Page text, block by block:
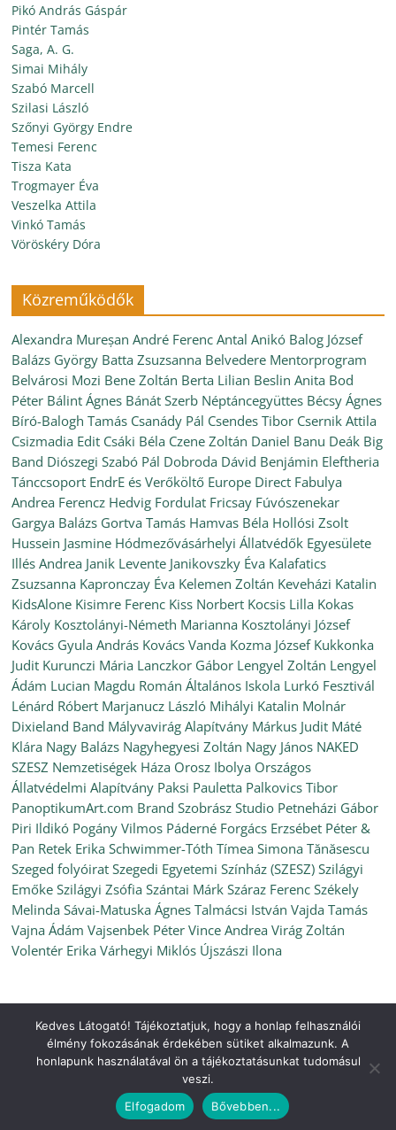
Pikó András Gáspár
Pintér Tamás
Saga, A. G.
Simai Mihály
Szabó Marcell
Szilasi László
Szőnyi György Endre
Temesi Ferenc
Tisza Kata
Trogmayer Éva
Veszelka Attila
Vinkó Tamás
Vöröskéry Dóra
Közreműködők
Alexandra Mureșan André Ferenc Antal Anikó Balog József
Balázs György Batta Zsuzsanna Belvedere Mentorprogram
Belvárosi Mozi Bene Zoltán Berta Lilian Beslin Anita Bod
Péter Bálint Ágnes Bánát Szerb Néptáncegyüttes Bécsy Ágnes
Bíró-Balogh Tamás Csanády Pál Csendes Tibor Csernik Attila
Csizmadia Edit Csáki Béla Czene Zoltán Daniel Banu Deák Big
Band Diószegi Szabó Pál Dobroda Dávid Benjámin Eleftheria
Tánccsoport EndrE és Verőköltő Europe Direct Fabulya
Andrea Ferencz Hedvig Fordulat Fricsay Fúvószenekar
Gargya Balázs Gortva Tamás Hamvas Béla Hollósi Zsolt
Hussein Jasmine Hódmezővásárhelyi Állatvédők Egyesülete
Illés Andrea Janik Levente Janikovszky Éva Kalafatics
Zsuzsanna Kapronczay Éva Kelemen Zoltán Keveházi Katalin
KidsAlone Kisimre Ferenc Kiss Norbert Kocsis Lilla Kokas
Károly Kosztolányi-Németh Marianna Kosztolányi József
Kovács Gyula András Kovács Vanda Kozma József Kukkonka
Judit Kurunczi Mária Lanczkor Gábor Lengyel Zoltán Lengyel
Ádám Lucian Magdu Román Általános Iskola Lurkó Fesztivál
Lénárd Róbert Marjanucz László Mihályi Katalin Molnár
Dixieland Band Mályvavirág Alapítvány Márkus Judit Máté
Klára Nagy Balázs Nagyhegyesi Zoltán Nagy János NAKED
SZESZ Nemzetiségek Háza Orosz Ibolya Országos
Állatvédelmi Alapítvány Paksi Pauletta Palkovics Tibor
PanoptikumArt.com Brand Szobrász Studio Petneházi Gábor
Piri Ildikó Pogány Vilmos Páderné Forgács Erzsébet Péter &
Pan Retek Erika Schwimmer-Tóth Tímea Simona Tănăsescu
Szeged folyóirat Szegedi Egyetemi Színház (SZESZ) Szilágyi
Emőke Szilágyi Zsófia Szántai Márk Száraz Ferenc Székely
Melinda Sávai-Matuska Ágnes Talmácsi István Vajda Tamás
Vajna Ádám Vajsenbek Péter Vince Andrea Virág Zoltán
Volentér Erika Várhegyi Miklós Újszászi Ilona
Copyright © 2026Ünnepi Könyvhét Szeged, 2022. június
rights reserved.
by ThemeGrill. Powered by
Kedves Látogató! Tájékoztatjuk, hogy a honlap felhasználói
élmény fokozásának érdekében sütiket alkalmazunk. A
honlapunk használatával ön a tájékoztatásunkat tudomásul
veszi.
Elfogadom
Bővebben...